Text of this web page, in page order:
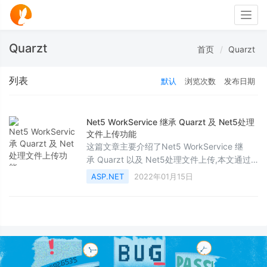
Quarzt 首页 Quarzt
列表 默认 浏览次数 发布日期
Net5 WorkService 继承 Quarzt 及 Net5处理
文件上传功能
这篇文章主要介绍了Net5 WorkService 继
承 Quarzt 以及 Net5处理文件上传,本文通过
实例代码给大家介绍的非常详细，对大家的学
习或工作具有一定的参考借鉴价值，需要的朋
ASP.NET 2022年01月15日